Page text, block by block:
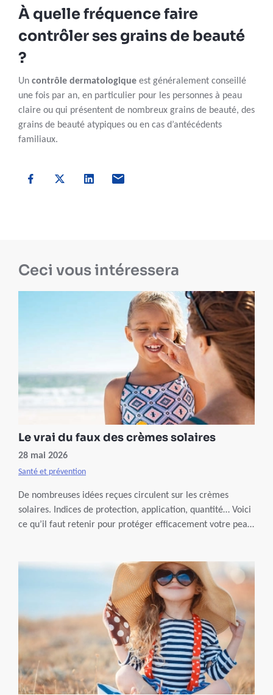
À quelle fréquence faire
contrôler ses grains de beauté
?
Un contrôle dermatologique est généralement conseillé
une fois par an, en particulier pour les personnes à peau
claire ou qui présentent de nombreux grains de beauté, des
grains de beauté atypiques ou en cas d’antécédents
familiaux.
Ceci vous intéressera
Le vrai du faux des crèmes solaires
28 mai 2026
Santé et prévention
De nombreuses idées reçues circulent sur les crèmes
solaires. Indices de protection, application, quantité… Voici
ce qu’il faut retenir pour protéger efficacement votre peau